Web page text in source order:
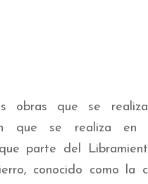
obras que se
que se realiza en
parte del
conocido como la